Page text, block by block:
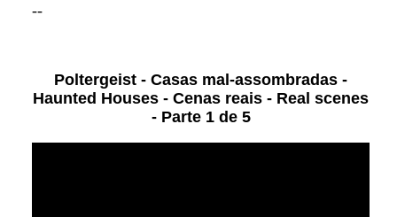
--
Poltergeist - Casas mal-assombradas -
Haunted Houses - Cenas reais - Real scenes
- Parte 1 de 5